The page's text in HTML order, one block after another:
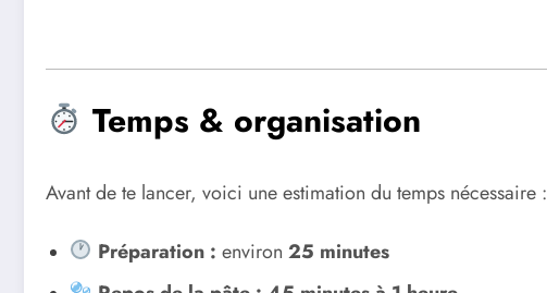
Temps & organisation
Avant de te lancer, voici une estimation du temps nécessaire :
Préparation : environ 25 minutes